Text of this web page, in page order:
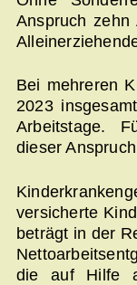
Anspruch
Bei mehreren
2023
Arbeitstage.
dieser
versicherte
beträgt in der
die auf Hilfe